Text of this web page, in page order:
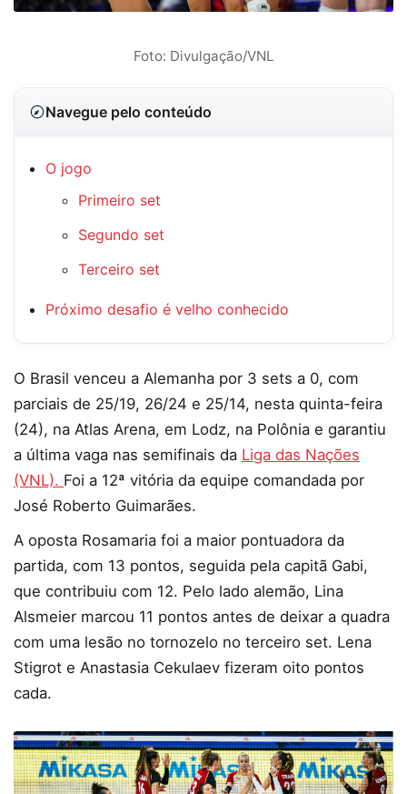
Foto: Divulgação/VNL
Navegue pelo conteúdo
O jogo
Primeiro set
Segundo set
Terceiro set
Próximo desafio é velho conhecido
O Brasil venceu a Alemanha por 3 sets a 0, com
parciais de 25/19, 26/24 e 25/14, nesta quinta-feira
(24), na Atlas Arena, em Lodz, na Polônia e garantiu
a última vaga nas semifinais da Liga das Nações
(VNL). Foi a 12ª vitória da equipe comandada por
José Roberto Guimarães.
A oposta Rosamaria foi a maior pontuadora da
partida, com 13 pontos, seguida pela capitã Gabi,
que contribuiu com 12. Pelo lado alemão, Lina
Alsmeier marcou 11 pontos antes de deixar a quadra
com uma lesão no tornozelo no terceiro set. Lena
Stigrot e Anastasia Cekulaev fizeram oito pontos
cada.